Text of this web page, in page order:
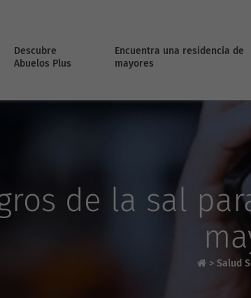
Descubre
Abuelos Plus
Encuentra una residencia de
mayores
de la sal
> Salud